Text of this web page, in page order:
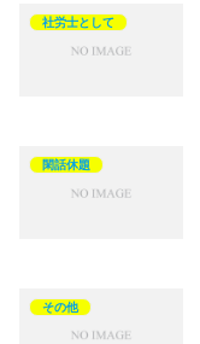
社労士として
閑話休題
その他